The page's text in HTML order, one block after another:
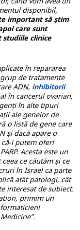
disponibil,
important să știm
care sunt
studiile clinice
în repararea
de tratamente
ADN, inhibitorii
în cancerul ovarian,
în alte tipuri
ale genelor de
o listă de gene care
și dacă apare o
i putem oferi
Acesta este un
ce căutăm și ce
în Israel ca parte
atât patologi, cât
interesat de subiect.
primim un